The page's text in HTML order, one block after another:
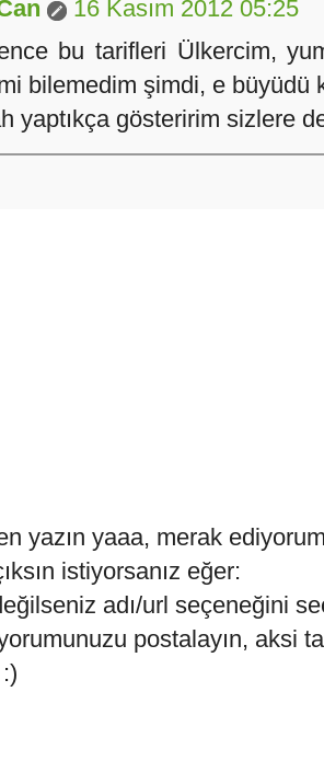
16 Kasım 2012 05:25
bu tarifleri Ülkercim,
bilemedim şimdi, e büyüdü
yaptıkça gösteririm sizlere
yazın yaaa, merak
istiyorsanız eğer:
adı/url seçeneğini
yorumunuzu postalayın,